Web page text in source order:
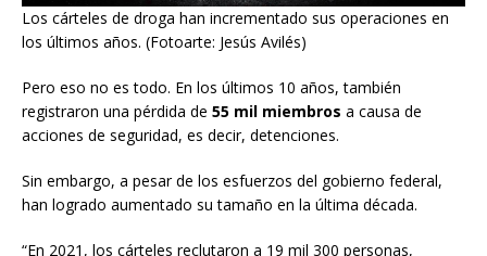
Los cárteles de droga han incrementado sus operaciones en
los últimos años. (Fotoarte: Jesús Avilés)
Pero eso no es todo. En los últimos 10 años, también
registraron una pérdida de 55 mil miembros a causa de
acciones de seguridad, es decir, detenciones.
Sin embargo, a pesar de los esfuerzos del gobierno federal,
han logrado aumentado su tamaño en la última década.
“En 2021, los cárteles reclutaron a 19 mil 300 personas,